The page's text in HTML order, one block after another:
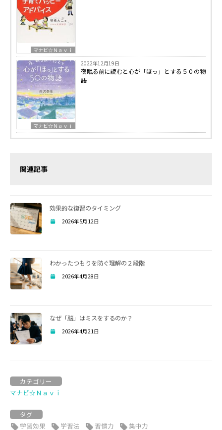
マナビ☆Ｎａｖｉ
マナビ☆Ｎａｖｉ
2022年12月19日
夜眠る前に読むと心が「ほっ」とする５０の物
語
関連記事
効果的な復習のタイミング
2026年5月12日
わかったつもりを防ぐ理解の２段階
2026年4月28日
なぜ「脳」はミスをするのか？
2026年4月21日
カテゴリー
マナビ☆Ｎａｖｉ
タグ
学習効果
学習法 習慣力 集中力